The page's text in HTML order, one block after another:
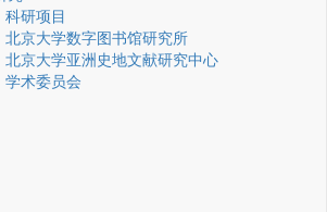
科研项目
北京大学数字图书馆研究所
北京大学亚洲史地文献研究中心
学术委员会